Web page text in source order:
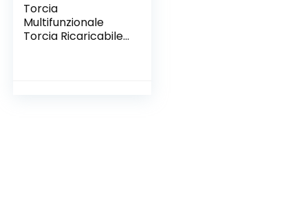
Torcia
Multifunzionale
Torcia Ricaricabile